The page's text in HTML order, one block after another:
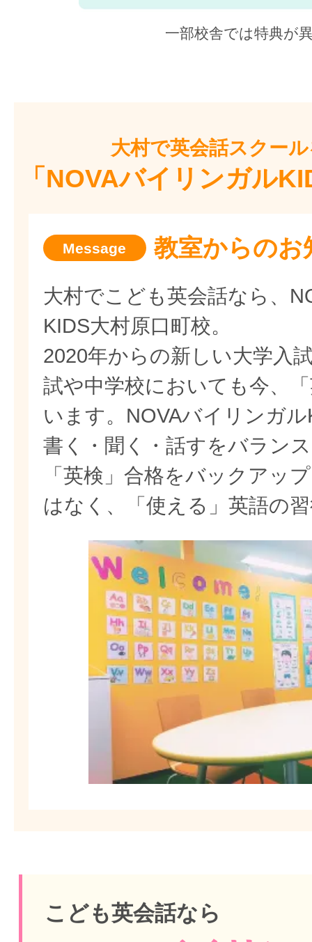
一部校舎では特典が
大村で英会話スクー
「NOVAバイリンガル
教室からのお
大村でこども英会話なら、
KIDS大村原口町校。
2020年からの新しい大学入
試や中学校においても今、
います。NOVAバイリンガ
書く・聞く・話すをバラン
「英検」合格をバックアッ
はなく、「使える」英語の
こども英会話なら